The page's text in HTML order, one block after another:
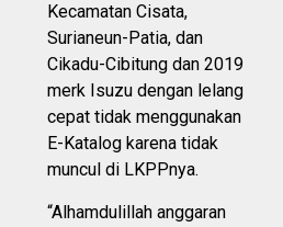
Kecamatan Cisata,
Surianeun-Patia, dan
Cikadu-Cibitung dan 2019
merk Isuzu dengan lelang
cepat tidak menggunakan
E-Katalog karena tidak
muncul di LKPPnya.
“Alhamdulillah anggaran